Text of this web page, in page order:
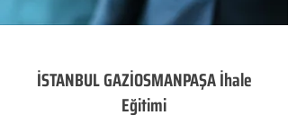
İSTANBUL GAZİOSMANPAŞA İhale
Eğitimi